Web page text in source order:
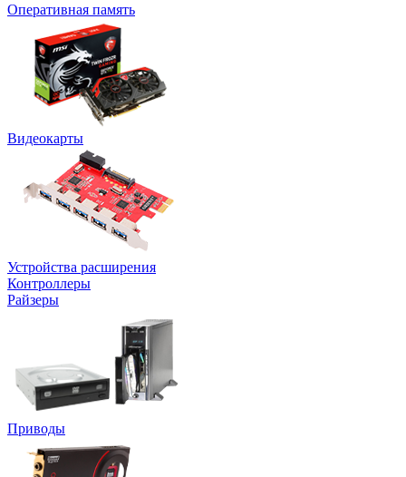
Оперативная память
Видеокарты
Устройства расширения
Контроллеры
Райзеры
Приводы